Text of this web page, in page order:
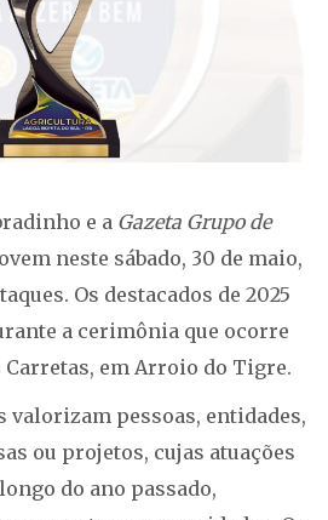
e a Gazeta Grupo de
neste sábado, 30 de maio,
Os destacados de 2025
a cerimônia que ocorre
Carretas, em Arroio do Tigre.
valorizam pessoas, entidades,
ou projetos, cujas atuações
do ano passado,